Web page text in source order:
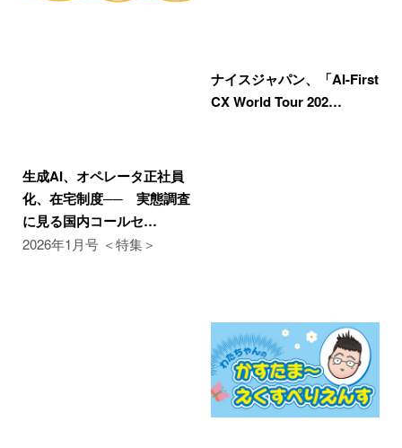
生成AI、オペレータ正社員
化、在宅制度── 実態調査
に見る国内コールセ…
2026年1月号 ＜特集＞
ナイスジャパン、「AI-First
CX World Tour 202…